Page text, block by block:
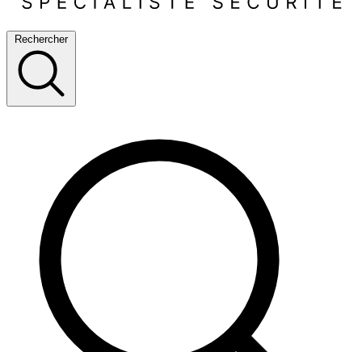
Rechercher